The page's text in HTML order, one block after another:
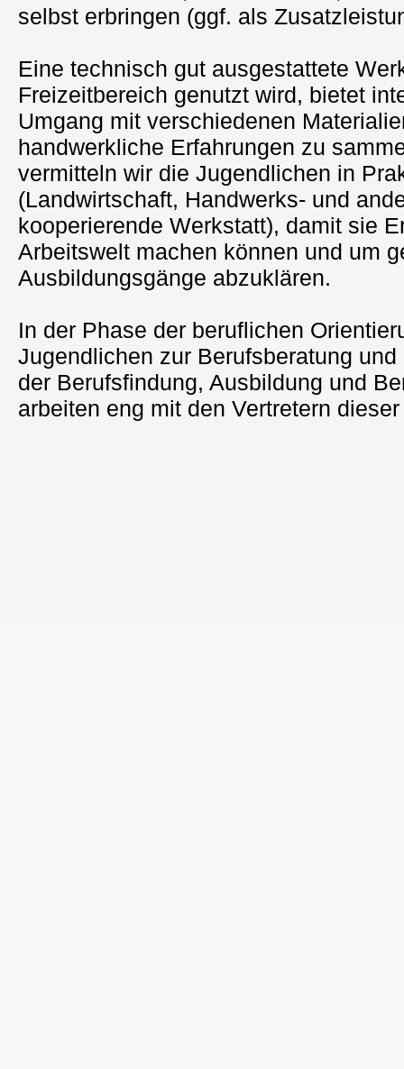
selbst erbringen (ggf. als
Eine technisch gut ausgestattete
Freizeitbereich genutzt wird, bietet
Umgang mit verschiedenen
handwerkliche Erfahrungen zu
vermitteln wir die Jugendlichen in
(Landwirtschaft, Handwerks- und
kooperierende Werkstatt), damit sie
Arbeitswelt machen können und um
Ausbildungsgänge abzuklären.
In der Phase der beruflichen
Jugendlichen zur Berufsberatung
der Berufsfindung, Ausbildung und
arbeiten eng mit den Vertretern